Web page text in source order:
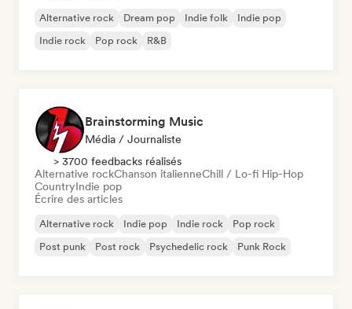
Alternative rock Dream pop Indie folk
Indie pop
Indie rock
Pop rock R&B
Brainstorming Music
Média / Journaliste
> 3700 feedbacks réalisés
Alternative rockChanson italienneChill / Lo-fi Hip-Hop
CountryIndie pop
Écrire des articles
Alternative rock Indie pop Indie rock
Pop rock
Post punk
Post rock Psychedelic rock Punk Rock